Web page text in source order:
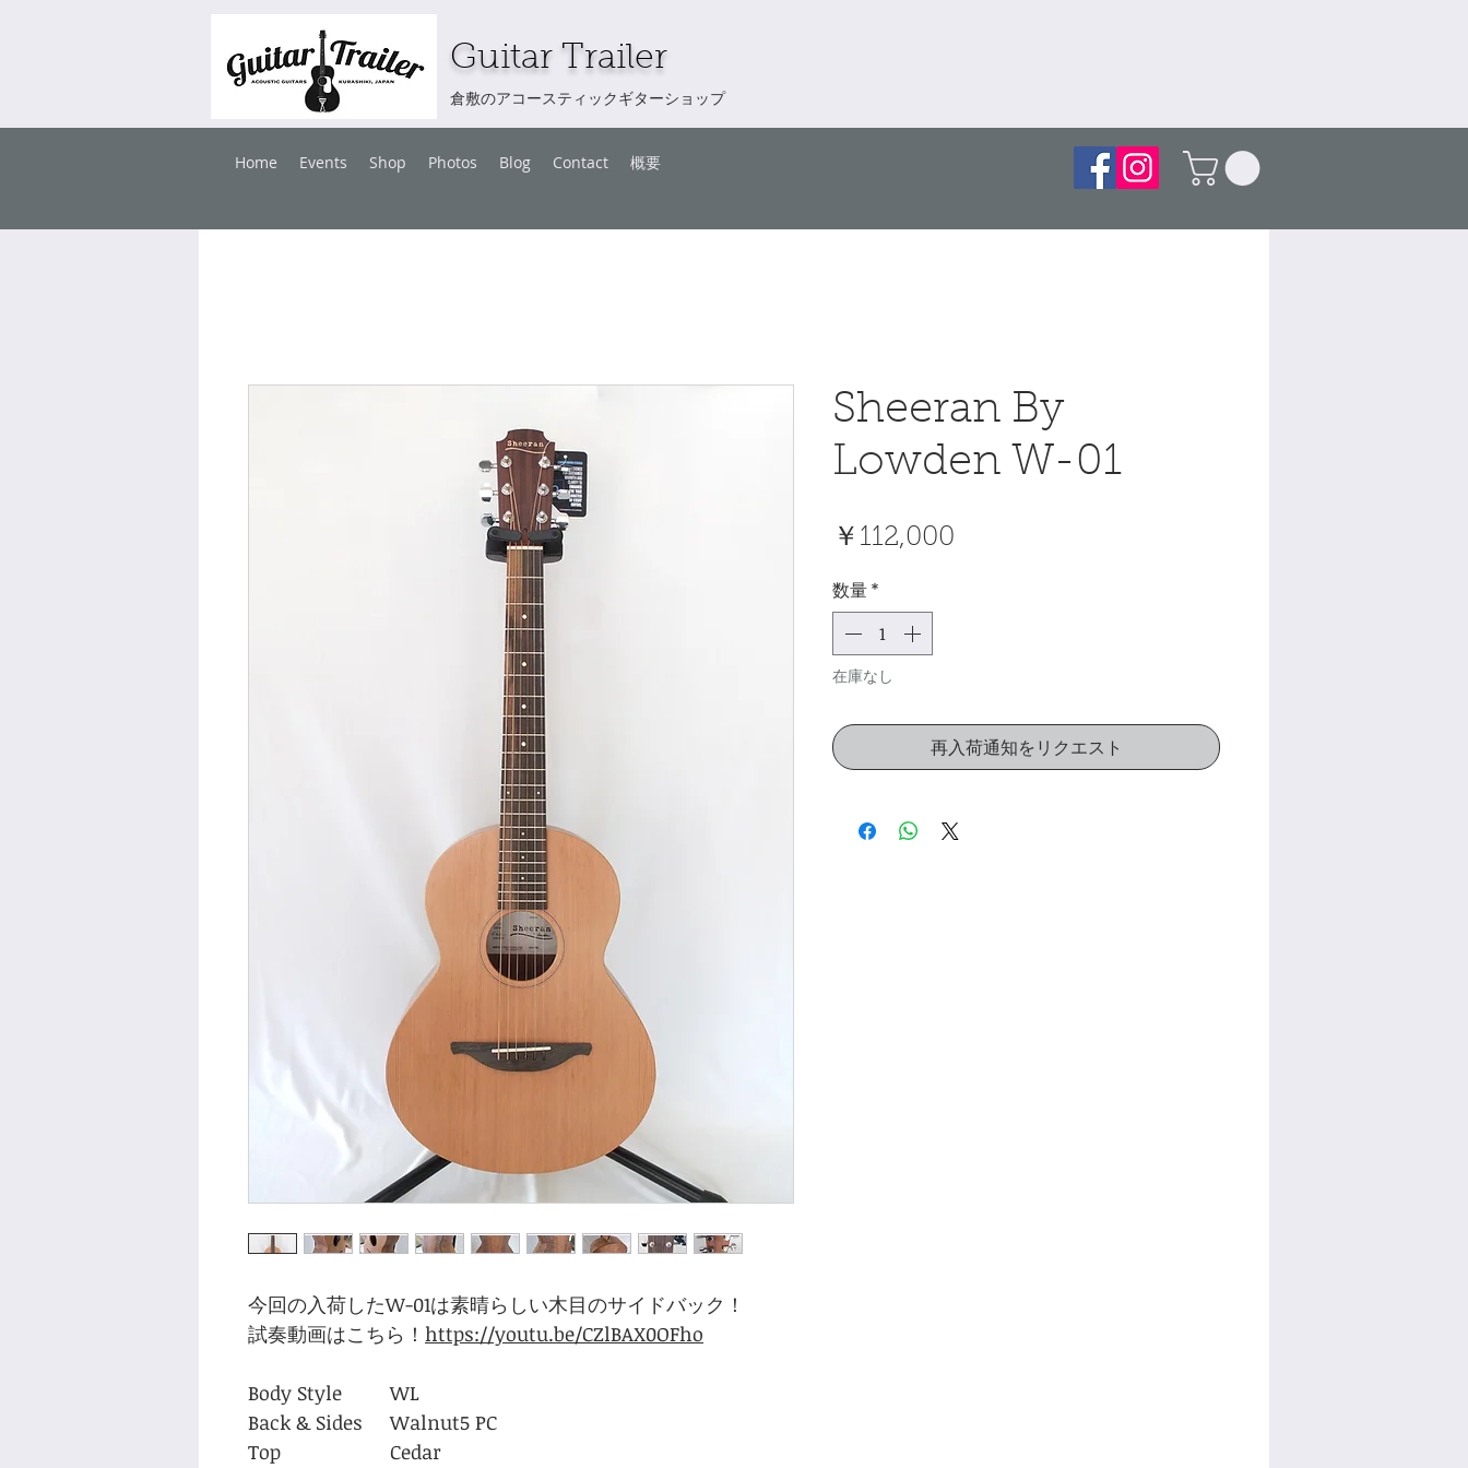
Guitar Trailer
倉敷のアコースティックギターショップ
Home Events Shop Photos Blog Contact 概要
今回の入荷したW-01は素晴らしい木目のサイドバック！
試奏動画はこちら！ https://youtu.be/CZlBAX0OFho
Body Style
WL
Back & Sides
Walnut5 PC
Top
Cedar
Sheeran By
Lowden W-01
￥112,000
数量*
在庫なし
再入荷通知をリクエスト